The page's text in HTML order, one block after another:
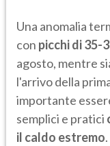
Una anomalia
con picchi di 35-
agosto, mentre
l'arrivo della
importante
semplici e pratici
il caldo estremo.